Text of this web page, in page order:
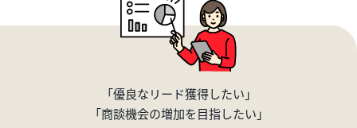
「優良なリード獲得したい」
「商談機会の増加を目指したい」